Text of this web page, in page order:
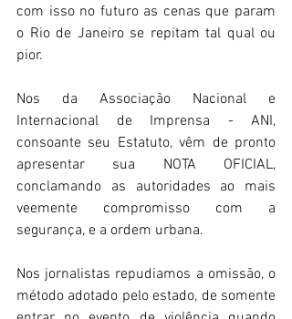
com isso no futuro as cenas que param
o Rio de Janeiro se repitam tal qual ou
pior.
Nos da Associação Nacional e
Internacional de Imprensa - ANI,
consoante seu Estatuto, vêm de pronto
apresentar sua NOTA OFICIAL,
conclamando as autoridades ao mais
veemente compromisso com a
segurança, e a ordem urbana.
Nos jornalistas repudiamos a omissão, o
método adotado pelo estado, de somente